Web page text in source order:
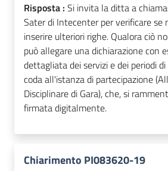
Risposta : Si invita la ditta a
Sater di Intecenter per verificare se
inserire ulteriori righe. Qualora ciò
può allegare una dichiarazione con
dettagliata dei servizi e dei periodi
coda all'istanza di partecipazione
Disciplinare di Gara), che, si
firmata digitalmente.
Chiarimento PI083620-19